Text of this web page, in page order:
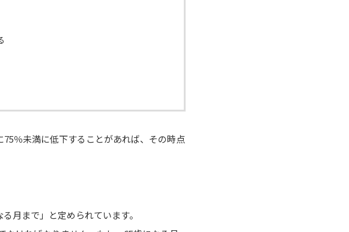
％未満に低下することがあれば、その時点
月まで」と定められています。